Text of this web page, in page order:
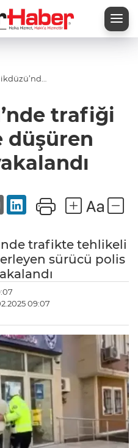
trafiği
düşüren
trafikte tehlikeli
sürücü polis
09:07